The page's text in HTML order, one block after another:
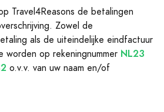
Travel4Reasons de betalingen
Zowel de
als de uiteindelijke eindfactuur
worden op rekeningnummer NL23
o.v.v. van uw naam en/of